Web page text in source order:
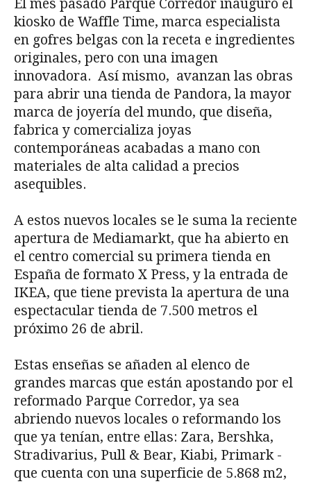
El mes pasado Parque Corredor inauguró el
kiosko de Waffle Time, marca especialista
en gofres belgas con la receta e ingredientes
originales, pero con una imagen
innovadora. Así mismo, avanzan las obras
para abrir una tienda de Pandora, la mayor
marca de joyería del mundo, que diseña,
fabrica y comercializa joyas
contemporáneas acabadas a mano con
materiales de alta calidad a precios
asequibles.
A estos nuevos locales se le suma la reciente
apertura de Mediamarkt, que ha abierto en
el centro comercial su primera tienda en
España de formato X Press, y la entrada de
IKEA, que tiene prevista la apertura de una
espectacular tienda de 7.500 metros el
próximo 26 de abril.
Estas enseñas se añaden al elenco de
grandes marcas que están apostando por el
reformado Parque Corredor, ya sea
abriendo nuevos locales o reformando los
que ya tenían, entre ellas: Zara, Bershka,
Stradivarius, Pull & Bear, Kiabi, Primark -
que cuenta con una superficie de 5.868 m2,